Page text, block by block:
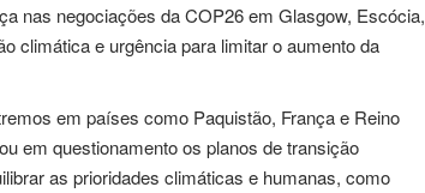
nas negociações da COP26 em Glasgow, Escócia,
climática e urgência para limitar o aumento da
em países como Paquistão, França e Reino
em questionamento os planos de transição
as prioridades climáticas e humanas, como